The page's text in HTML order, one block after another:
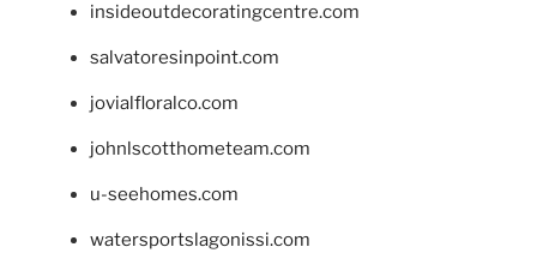
insideoutdecoratingcentre.com
salvatoresinpoint.com
jovialfloralco.com
johnlscotthometeam.com
u-seehomes.com
watersportslagonissi.com